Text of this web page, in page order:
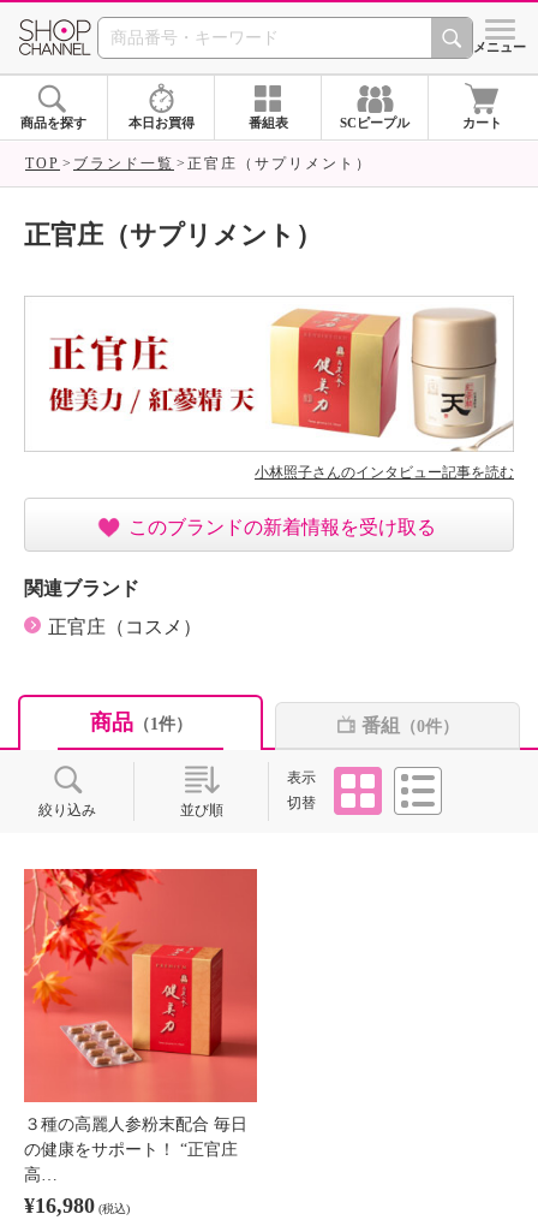
SHOP CHANNEL ショッ
メニュー
商品を探す 本日お買得 番組表 SCピープル カート
TOP ブランド一覧 正官庄（サプリメント）
正官庄（サプリメント）
小林照子さんのインタビュー記事を読む
このブランドの新着情報を受け取る
関連ブランド
正官庄（コスメ）
商品（1件） 番組 （0件）
絞り込み 並び順
表示
切替
タイル
３種の高麗人参粉末配合 毎日
の健康をサポート！ “正官庄
高…
¥16,980 (税込)